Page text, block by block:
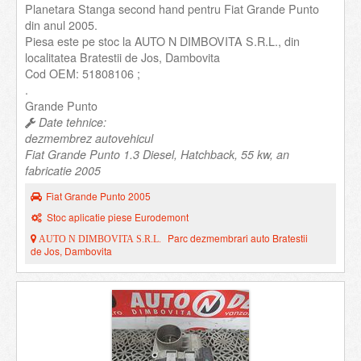
Planetara Stanga second hand pentru Fiat Grande Punto
din anul 2005.
Piesa este pe stoc la AUTO N DIMBOVITA S.R.L., din
localitatea Bratestii de Jos, Dambovita
Cod OEM: 51808106 ;
.
Grande Punto
Date tehnice:
dezmembrez autovehicul
Fiat Grande Punto 1.3 Diesel, Hatchback, 55 kw, an
fabricatie 2005
Fiat Grande Punto 2005
Stoc aplicatie piese Eurodemont
AUTO N DIMBOVITA S.R.L.
Parc dezmembrari auto Bratestii
de Jos, Dambovita